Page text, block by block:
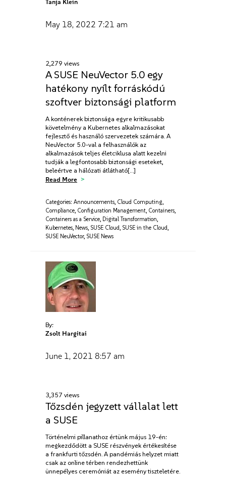
Tanja Klein
May 18, 2022 7:21 am
2,279 views
A SUSE NeuVector 5.0 egy
hatékony nyílt forráskódú
szoftver biztonsági platform
A konténerek biztonsága egyre kritikusabb
követelmény a Kubernetes alkalmazásokat
fejlesztő és használó szervezetek számára. A
NeuVector 5.0-val a felhasználók az
alkalmazások teljes életciklusa alatt kezelni
tudják a legfontosabb biztonsági eseteket,
beleértve a hálózati átlátható[…]
Read More
Categories: Announcements, Cloud Computing,
Compliance, Configuration Management, Containers,
Containers as a Service, Digital Transformation,
Kubernetes, News, SUSE Cloud, SUSE in the Cloud,
SUSE NeuVector, SUSE News
By:
Zsolt Hargitai
June 1, 2021 8:57 am
3,357 views
Tőzsdén jegyzett vállalat lett
a SUSE
Történelmi pillanathoz értünk május 19-én:
megkezdődött a SUSE részvények értékesítése
a frankfurti tőzsdén. A pandémiás helyzet miatt
csak az online térben rendezhettünk
ünnepélyes ceremóniát az esemény tiszteletére.